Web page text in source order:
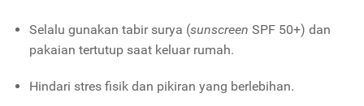
Selalu gunakan tabir surya (sunscreen SPF 50+) dan
pakaian tertutup saat keluar rumah.
Hindari stres fisik dan pikiran yang berlebihan.